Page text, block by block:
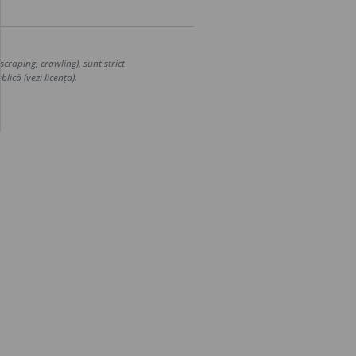
crawling), sunt strict
(vezi licența).